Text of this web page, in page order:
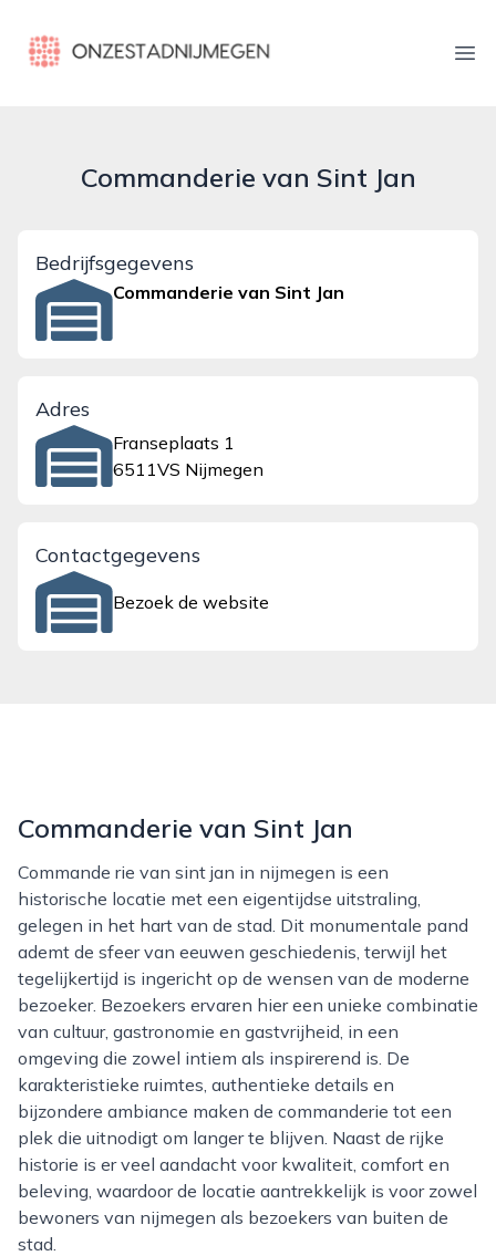
onzestadnijmegen.nl
Commanderie van Sint Jan
Bedrijfsgegevens
Commanderie van Sint Jan
Adres
Franseplaats 1
6511VS Nijmegen
Contactgegevens
Bezoek de website
Commanderie van Sint Jan
Commande rie van sint jan in nijmegen is een
historische locatie met een eigentijdse uitstraling,
gelegen in het hart van de stad. Dit monumentale pand
ademt de sfeer van eeuwen geschiedenis, terwijl het
tegelijkertijd is ingericht op de wensen van de moderne
bezoeker. Bezoekers ervaren hier een unieke combinatie
van cultuur, gastronomie en gastvrijheid, in een
omgeving die zowel intiem als inspirerend is. De
karakteristieke ruimtes, authentieke details en
bijzondere ambiance maken de commanderie tot een
plek die uitnodigt om langer te blijven. Naast de rijke
historie is er veel aandacht voor kwaliteit, comfort en
beleving, waardoor de locatie aantrekkelijk is voor zowel
bewoners van nijmegen als bezoekers van buiten de
stad.